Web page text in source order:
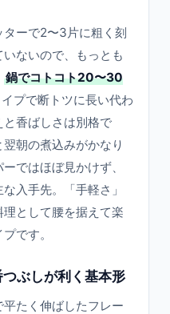
ーで2〜3片に粗く刻
ないので、もっとも
鍋でコトコト20〜30
プで断トツに長い代わ
と香ばしさは別格で
朝の煮込みがかなり
ではほぼ見かけず、
入手先。「手軽さ」
として腰を据えて楽
です。
ぶしが利く基本形
たく伸ばしたフレー